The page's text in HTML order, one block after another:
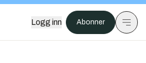
Logg inn Abonner